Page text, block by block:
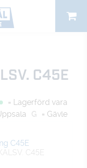
C45E
= Lagerförd vara
G = Gävle
C45E
C45E